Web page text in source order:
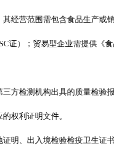
经营范围需包含食品生产或销
证）；贸易型企业需提供《食
检测机构出具的质量检验
权利证明文件。
、出入境检验检疫卫生证